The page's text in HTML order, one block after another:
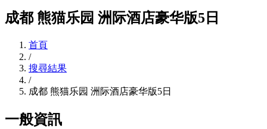
成都 熊猫乐园 洲际酒店豪华版5日
首頁
/
搜尋結果
/
成都 熊猫乐园 洲际酒店豪华版5日
一般資訊